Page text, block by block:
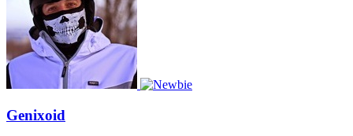
Genixoid